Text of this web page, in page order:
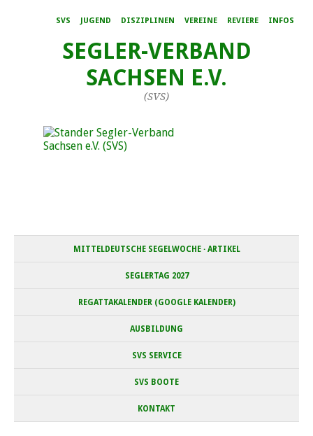
SVS JUGEND DISZIPLINEN VEREINE REVIERE INFOS
SEGLER-VERBAND
SACHSEN E.V.
(SVS)
MITTELDEUTSCHE SEGELWOCHE · ARTIKEL
SEGLERTAG 2027
REGATTAKALENDER (GOOGLE KALENDER)
AUSBILDUNG
SVS SERVICE
SVS BOOTE
KONTAKT